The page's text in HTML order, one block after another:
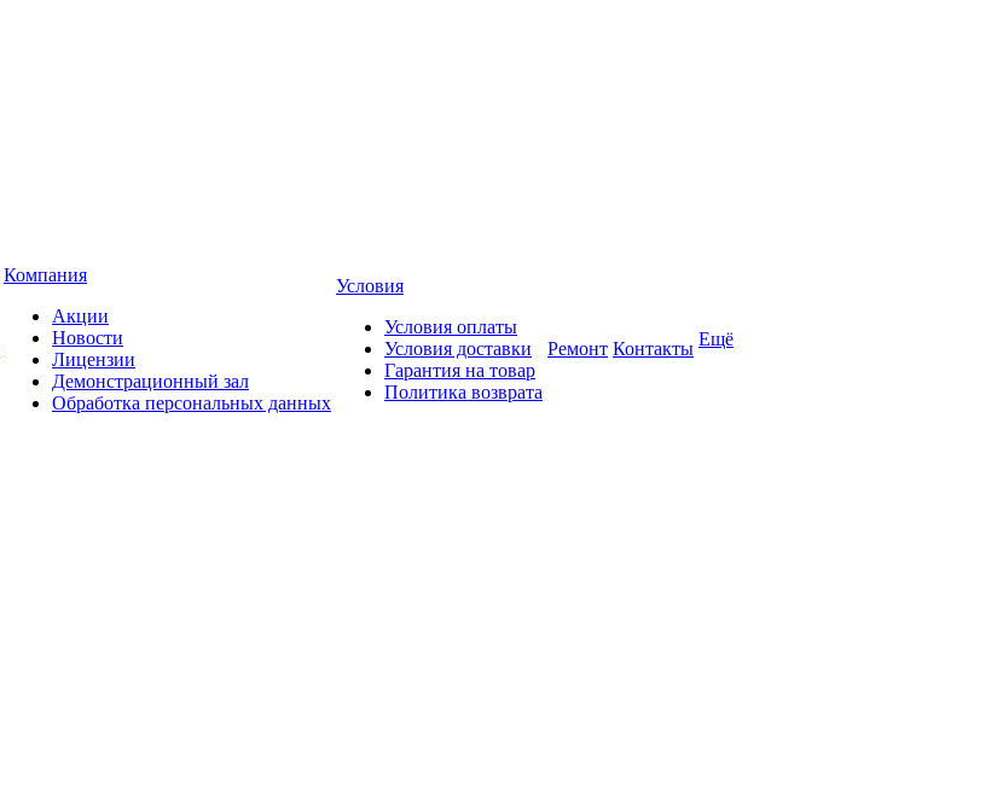
Компания
Акции
Новости
Лицензии
Демонстрационный зал
Обработка персональных данных
Условия
Условия оплаты
Условия доставки
Гарантия на товар
Политика возврата
Ремонт Контакты Ещё